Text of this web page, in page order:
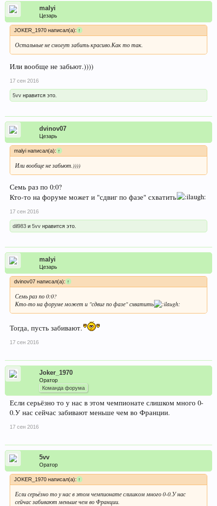
malyi
Цезарь
JOKER_1970 написал(а): ↑
Остальные не смогут забить красиво.Как то так.
Или вообще не забьют.))))
17 сен 2016
5vv нравится это.
dvinov07
Цезарь
malyi написал(а):↑
Или вообще не забьют.))))
Семь раз по 0:0?
Кто-то на форуме может и "сдвиг по фазе" схватить
17 сен 2016
dil983 и 5vv нравится это.
malyi
Цезарь
dvinov07 написал(а):↑
Семь раз по 0:0?
Кто-то на форуме может и "сдвиг по фазе" схватить
Тогда, пусть забивают.
17 сен 2016
Joker_1970
Оратор
Команда форума
Если серьёзно то у нас в этом чемпионате слишком много 0-
0.У нас сейчас забивают меньше чем во Франции.
17 сен 2016
5vv
Оратор
JOKER_1970 написал(а): ↑
Если серьёзно то у нас в этом чемпионате слишком много 0-0.У нас
сейчас забивают меньше чем во Франции.